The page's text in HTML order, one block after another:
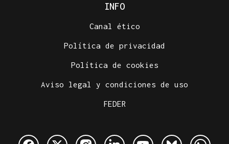
INFO
Canal ético
Política de privacidad
Política de cookies
Aviso legal y condiciones de uso
FEDER